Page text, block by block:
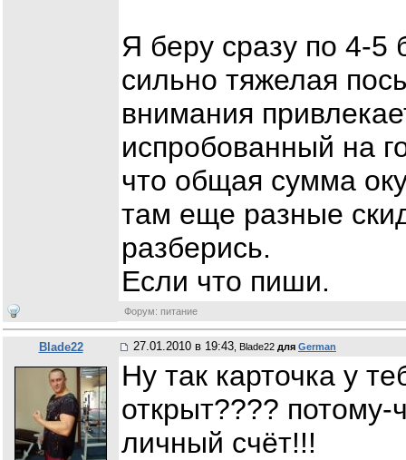
Я беру сразу по 4-5
сильно тяжелая
внимания
испробованный на
что общая сумма
там еще разные
разберись.
Если что пиши.
Форум: питание
Blade22 27.01.2010 в 19:43 , Blade22 для German
Ну так карточка у
открыт???? потому-
личный счёт!!!